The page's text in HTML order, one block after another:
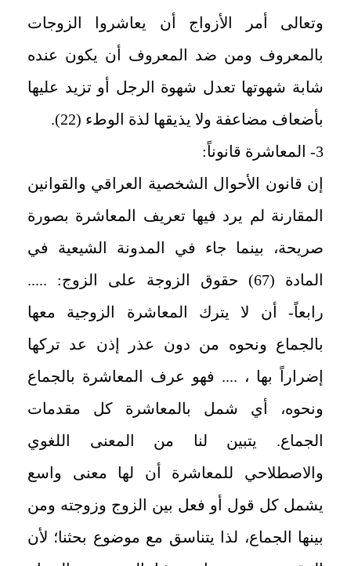
وتعالى أمر الأزواج أن يعاشروا الزوجات
بالمعروف ومن ضد المعروف أن يكون عنده
شابة شهوتها تعدل شهوة الرجل أو تزيد عليها
بأضعاف مضاعفة ولا يذيقها لذة الوطء (22).
3- المعاشرة قانوناً:
إن قانون الأحوال الشخصية العراقي والقوانين
المقارنة لم يرد فيها تعريف المعاشرة بصورة
صريحة، بينما جاء في المدونة الشيعية في
المادة (67) حقوق الزوجة على الزوج: .....
رابعاً- أن لا يترك المعاشرة الزوجية معها
بالجماع ونحوه من دون عذر إذن عد تركها
إضراراً بها ، .... فهو عرف المعاشرة بالجماع
ونحوه، أي شمل بالمعاشرة كل مقدمات
الجماع. يتبين لنا من المعنى اللغوي
والاصطلاحي للمعاشرة أن لها معنى واسع
يشمل كل قول أو فعل بين الزوج وزوجته ومن
بينها الجماع، لذا يتناسق مع موضوع بحثنا؛ لأن